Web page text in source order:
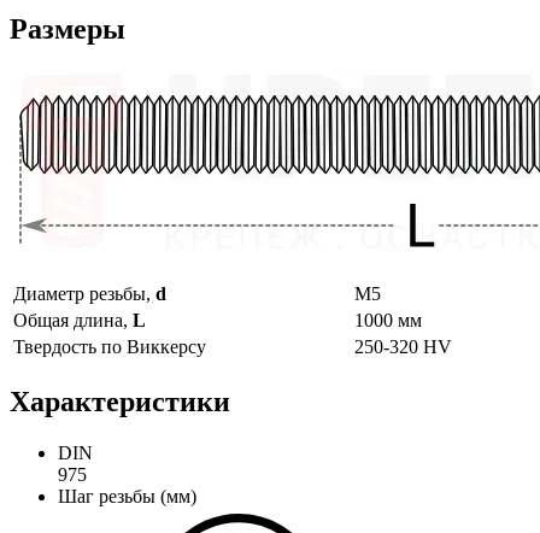
Размеры
Диаметр резьбы, d
М5
Общая длина, L
1000 мм
Твердость по Виккерсу
250-320 HV
Характеристики
DIN
975
Шаг резьбы (мм)